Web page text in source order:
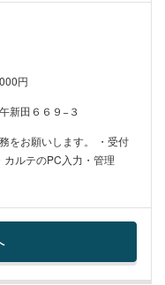
円
新田６６９−３
をお願いします。 ・受付
カルテのPC入力・管理